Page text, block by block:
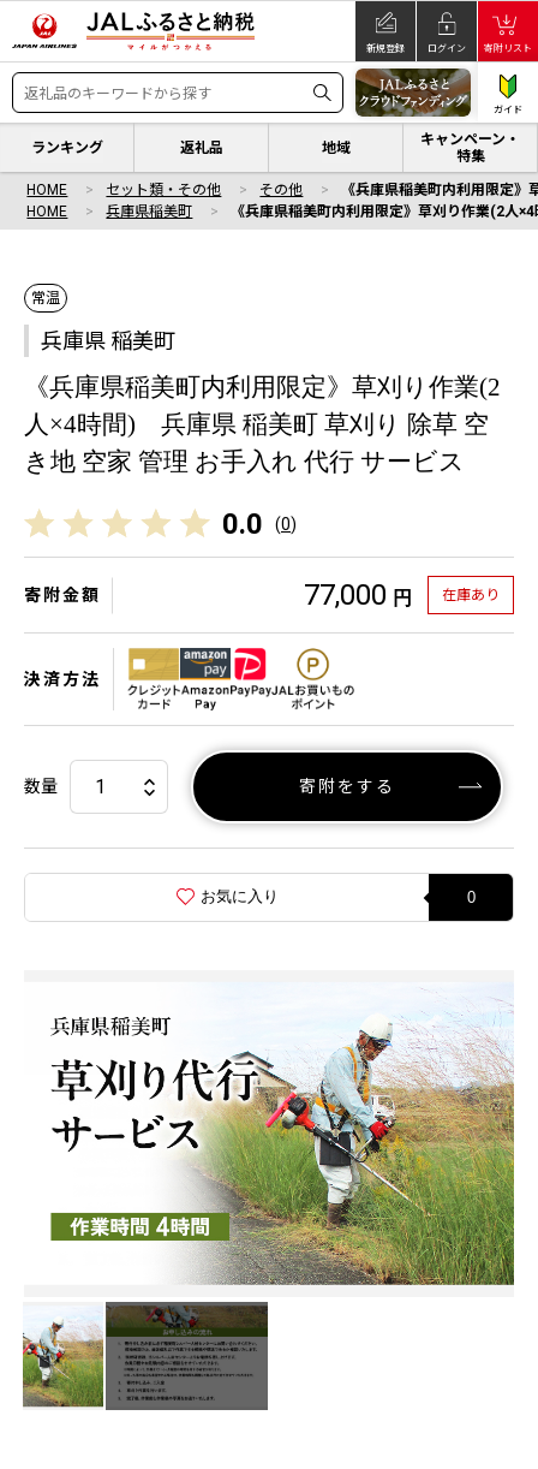
新規登録 ログイン 寄附リスト
ガイド
ランキング 返礼品 地域
キャンペーン・
特集
HOME セット類・その他 その他
《兵庫県稲美町内利用限定
HOME
兵庫県稲美町 《兵庫県稲美町内利用限定》草刈り作業(2人
常温
兵庫県 稲美町
《兵庫県稲美町内利用限定》草刈り作業(2
人×4時間) 兵庫県 稲美町 草刈り 除草 空
き地 空家 管理 お手入れ 代行 サービス
0.0 (0)
寄附金額 77,000 円 在庫あり
決済方法
数量 寄附をする
お気に入り 0